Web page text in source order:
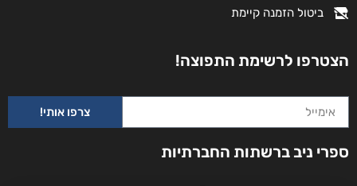
ביטול הזמנה קיימת
הצטרפו לרשימת התפוצה!
צרפו אותי!
ספרי ניב ברשתות החברתיות